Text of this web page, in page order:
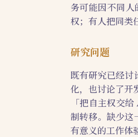
务可能因不同
权；有人把同类
研究问题
既有研究已经讨
化，也讨论了开
「把自主权交
制转移。缺少这
有意义的工作体